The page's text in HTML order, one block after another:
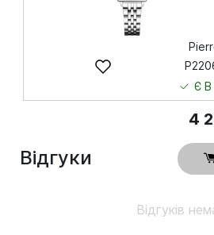
Є В
4
Відгуки
Відгуків